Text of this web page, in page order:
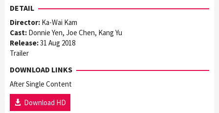
DETAIL
Director: Ka-Wai Kam
Cast: Donnie Yen, Joe Chen, Kang Yu
Release:31 Aug 2018
Trailer
DOWNLOAD LINKS
After Single Content
Download HD